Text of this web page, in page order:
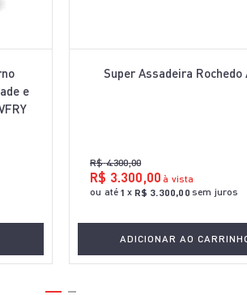
e
Super Assadeira Rochedo
R$ 4.300,00
R$ 3.300,00 à vista
ou até 1 x R$ 3.300,00 sem juros
ADICIONAR AO